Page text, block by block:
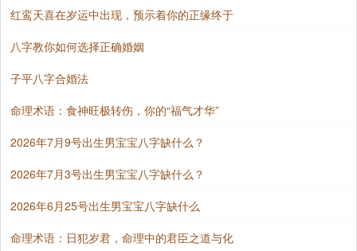
若月令或岁运再逢午（羊刃）、酉（桃花），形
成“子午卯酉四冲俱全”，则情欲纠葛愈烈，人生易因情
（官杀）。若命局有强土制水（食神制杀），或木火通
明（印比扶身），可转化情欲为艺术才华、公关能力。
关键在于能否以理性（印星）、专业追求（食
红鸾天喜在岁运中出现，预示着你的正缘终于
八字教你如何选择正确婚姻
子平八字合婚法
命理术语：食神旺极转伤，你的“福气才华”
2026年7月9号出生男宝宝八字缺什么？
2026年7月3号出生男宝宝八字缺什么？
2026年6月25号出生男宝宝八字缺什么
命理术语：日犯岁君，命理中的君臣之道与化